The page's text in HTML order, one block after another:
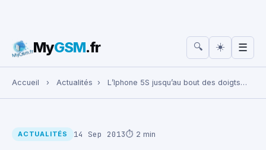
Rechercher :
MyGSM.fr 🔍 ☀️ ☰
Accueil › Actualités › L’Iphone 5S jusqu’au bout des doigts…
ACTUALITÉS 14 Sep 2013⏱ 2 min